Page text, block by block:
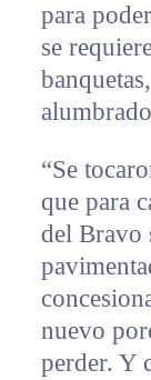
para
se
“Se
que para
del Bravo
nuevo
perder. Y